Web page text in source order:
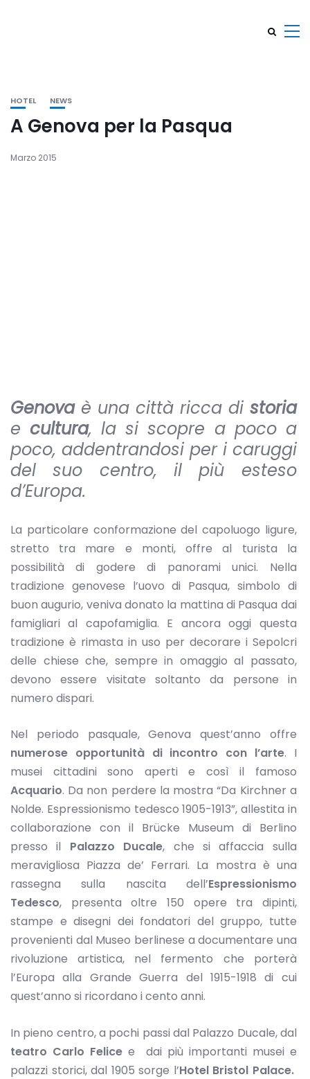
HOTEL NEWS
A Genova per la Pasqua
Marzo 2015
Genovaè una città ricca di storia
e cultura, la si scopre a poco a
poco, addentrandosi per i caruggi
del suo centro, il più esteso
d’Europa.
La particolare conformazione del capoluogo ligure,
stretto tra mare e monti, offre al turista la
possibilità di godere di panorami unici. Nella
tradizione genovese l’uovo di Pasqua, simbolo di
buon augurio, veniva donato la mattina di Pasqua dai
famigliari al capofamiglia. E ancora oggi questa
tradizione è rimasta in uso per decorare i Sepolcri
delle chiese che, sempre in omaggio al passato,
devono essere visitate soltanto da persone in
numero dispari.
Nel periodo pasquale, Genova quest’anno offre
numerose opportunità di incontro con l’arte. I
musei cittadini sono aperti e così il famoso
Acquario. Da non perdere la mostra “Da Kirchner a
Nolde. Espressionismo tedesco 1905-1913”, allestita in
collaborazione con il Brücke Museum di Berlino
presso il Palazzo Ducale, che si affaccia sulla
meravigliosa Piazza de’ Ferrari. La mostra è una
rassegna sulla nascita dell’Espressionismo
Tedesco, presenta oltre 150 opere tra dipinti,
stampe e disegni dei fondatori del gruppo, tutte
provenienti dal Museo berlinese a documentare una
rivoluzione artistica, nel fermento che porterà
l’Europa alla Grande Guerra del 1915-1918 di cui
quest’anno si ricordano i cento anni.
In pieno centro, a pochi passi dal Palazzo Ducale, dal
teatro Carlo Felice e dai più importanti musei e
palazzi storici, dal 1905 sorge l’Hotel Bristol Palace.